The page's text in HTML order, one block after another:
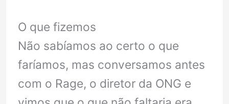
O que fizemos
Não sabíamos ao certo o que
faríamos, mas conversamos antes
com o Rage, o diretor da ONG e